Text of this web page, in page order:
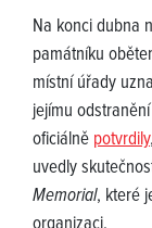
Na konci dubna
památníku
místní úřady
jejímu
oficiálně potvrdily
uvedly
Memorial, které